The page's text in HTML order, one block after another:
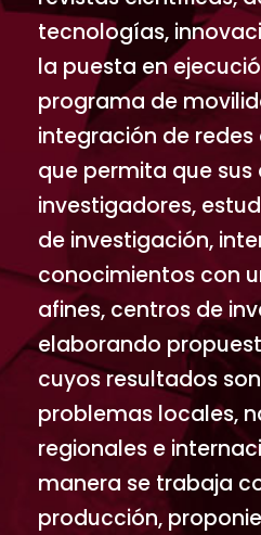
tecnologías,
la puesta en
programa de
integración de
que permita que sus
investigadores,
de investigación,
conocimientos con
afines, centros de
elaborando
cuyos resultados
problemas locales,
regionales e
manera se trabaja
producción,